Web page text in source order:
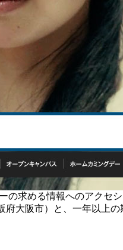
求める情報へのアクセ
阪市）と、一年以上の